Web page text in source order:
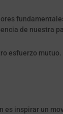
de nuestra
esfuerzo mutuo.
inspirar un